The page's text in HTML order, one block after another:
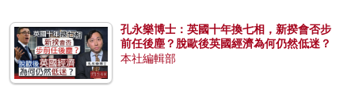
孔永樂博士：英國十年換七相，新揆會否步
前任後塵？脫歐後英國經濟為何仍然低迷？
本社編輯部